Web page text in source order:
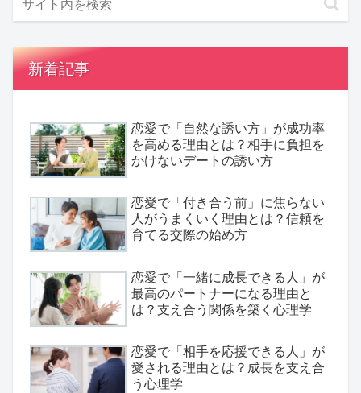
新着記事
恋愛で「自然な誘い方」が成功率
を高める理由とは？相手に負担を
かけないデートの誘い方
恋愛で「付き合う前」に焦らない
人がうまくいく理由とは？信頼を
育てる交際の始め方
恋愛で「一緒に成長できる人」が
最高のパートナーになる理由と
は？支え合う関係を築く心理学
恋愛で「相手を応援できる人」が
愛される理由とは？成長を支え合
う心理学